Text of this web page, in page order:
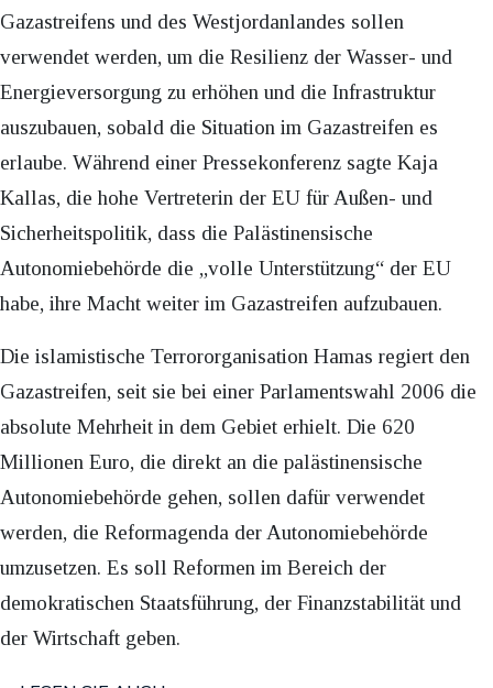
Gazastreifens und des Westjordanlandes sollen
verwendet werden, um die Resilienz der Wasser- und
Energieversorgung zu erhöhen und die Infrastruktur
auszubauen, sobald die Situation im Gazastreifen es
erlaube. Während einer Pressekonferenz sagte Kaja
Kallas, die hohe Vertreterin der EU für Außen- und
Sicherheitspolitik, dass die Palästinensische
Autonomiebehörde die „volle Unterstützung“ der EU
habe, ihre Macht weiter im Gazastreifen aufzubauen.
Die islamistische Terrororganisation Hamas regiert den
Gazastreifen, seit sie bei einer Parlamentswahl 2006 die
absolute Mehrheit in dem Gebiet erhielt. Die 620
Millionen Euro, die direkt an die palästinensische
Autonomiebehörde gehen, sollen dafür verwendet
werden, die Reformagenda der Autonomiebehörde
umzusetzen. Es soll Reformen im Bereich der
demokratischen Staatsführung, der Finanzstabilität und
der Wirtschaft geben.